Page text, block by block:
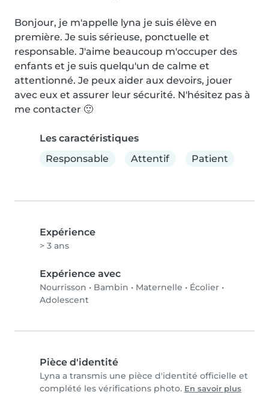
Bonjour, je m'appelle lyna je suis élève en
première. Je suis sérieuse, ponctuelle et
responsable. J'aime beaucoup m'occuper des
enfants et je suis quelqu'un de calme et
attentionné. Je peux aider aux devoirs, jouer
avec eux et assurer leur sécurité. N'hésitez pas à
me contacter 🙂
Les caractéristiques
Responsable
Attentif Patient
Expérience
> 3 ans
Expérience avec
Nourrisson • Bambin • Maternelle • Écolier •
Adolescent
Pièce d'identité
Lyna a transmis une pièce d'identité officielle et
complété les vérifications photo. En savoir plus